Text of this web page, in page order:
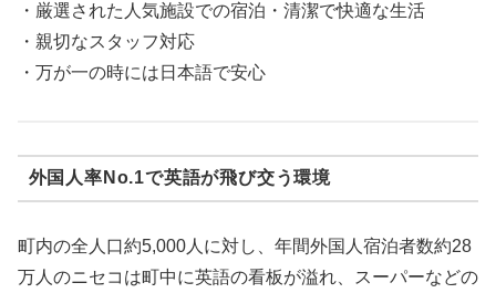
・厳選された人気施設での宿泊・清潔で快適な生活
・親切なスタッフ対応
・万が一の時には日本語で安心
外国人率No.1で英語が飛び交う環境
町内の全人口約5,000人に対し、年間外国人宿泊者数約28
万人のニセコは町中に英語の看板が溢れ、スーパーなどの